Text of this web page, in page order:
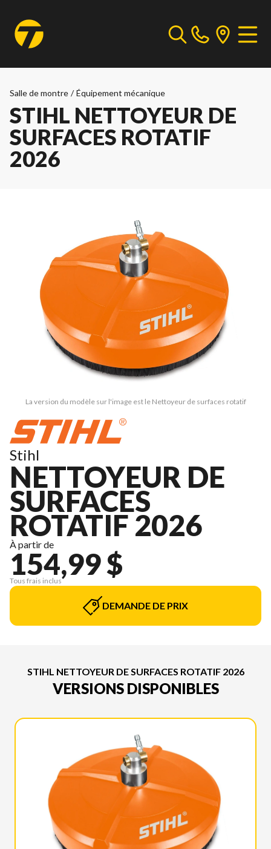
Salle de montre / Équipement mécanique
STIHL NETTOYEUR DE
SURFACES ROTATIF
2026
La version du modèle sur l'image est le Nettoyeur de surfaces rotatif
Stihl
NETTOYEUR DE
SURFACES
ROTATIF 2026
À partir de
154,99 $
Tous frais inclus
DEMANDE DE PRIX
STIHL NETTOYEUR DE SURFACES ROTATIF 2026
VERSIONS DISPONIBLES